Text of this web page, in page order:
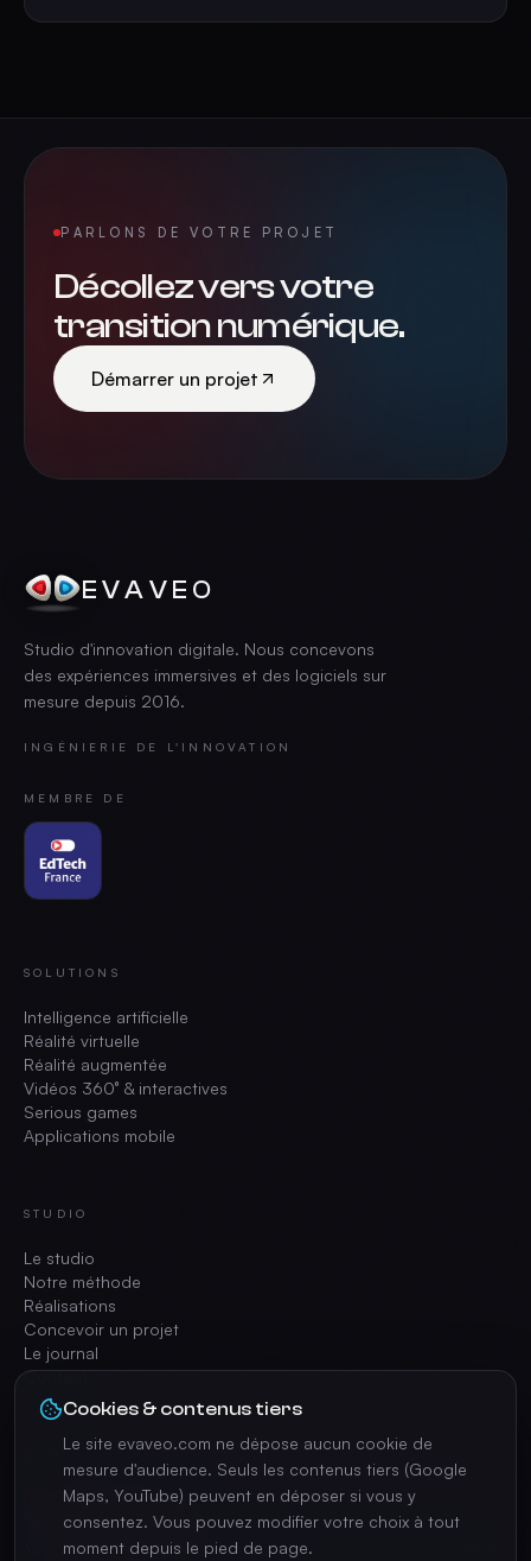
PARLONS DE VOTRE PROJET
Décollez vers votre
transition numérique.
Démarrer un projet
EVAVEO
Studio d'innovation digitale. Nous concevons
des expériences immersives et des logiciels sur
mesure depuis 2016.
INGÉNIERIE DE L'INNOVATION
MEMBRE DE
SOLUTIONS
Intelligence artificielle
Réalité virtuelle
Réalité augmentée
Vidéos 360° & interactives
Serious games
Applications mobile
STUDIO
Le studio
Notre méthode
Réalisations
Concevoir un projet
Le journal
Contact
CONTACT
contact@evaveo.com
+33 4 74 70 42 35
17 Av. Charles de Gaulle, 69370 Saint-Didier-au-Mont-d'Or
Cookies & contenus tiers
Le site evaveo.com ne dépose aucun cookie de
mesure d'audience. Seuls les contenus tiers (Google
Maps, YouTube) peuvent en déposer si vous y
consentez. Vous pouvez modifier votre choix à tout
moment depuis le pied de page.